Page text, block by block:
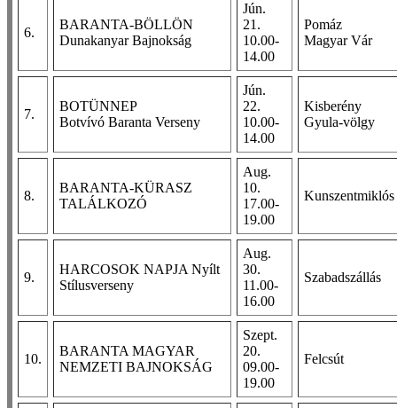
6.
BARANTA-BÖLLÖN
Dunakanyar Bajnokság
Jún.
21.
10.00-
14.00
Pomáz
Magyar Vár
7.
BOTÜNNEP
Botvívó Baranta Verseny
Jún.
22.
10.00-
14.00
Kisberény
Gyula-völgy
8.
BARANTA-KÜRASZ
TALÁLKOZÓ
Aug.
10.
17.00-
19.00
Kunszentmiklós
9.
HARCOSOK NAPJA Nyílt
Stílusverseny
Aug.
30.
11.00-
16.00
Szabadszállás
10.
BARANTA MAGYAR
NEMZETI BAJNOKSÁG
Szept.
20.
09.00-
19.00
Felcsút